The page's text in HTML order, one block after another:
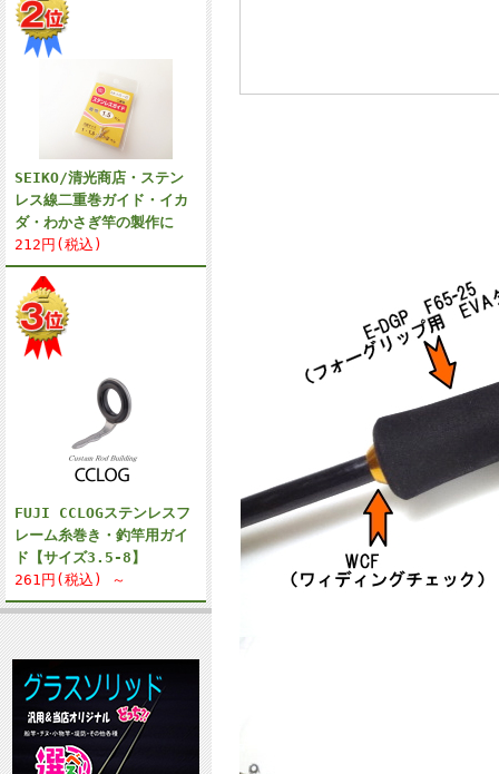
SEIKO/清光商店・ステン
レス線二重巻ガイド・イカ
ダ・わかさぎ竿の製作に
212円(税込)
FUJI CCLOGステンレスフ
レーム糸巻き・釣竿用ガイ
ド【サイズ3.5-8】
261円(税込) ～